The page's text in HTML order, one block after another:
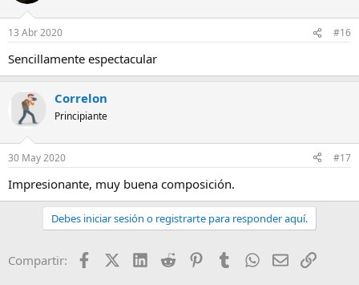
13 Abr 2020 #16
Sencillamente espectacular
Correlon
Principiante
30 May 2020 #17
Impresionante, muy buena composición.
Debes iniciar sesión o registrarte para responder aquí.
Compartir: FacebookX (Twitter)
LinkedIn
Reddit PinterestTumblr WhatsApp
EmailEnlace